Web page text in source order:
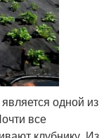
одной из
все